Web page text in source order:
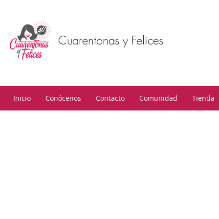
Cuarentonas y Felices
Inicio Conócenos Contacto Comunidad Tienda